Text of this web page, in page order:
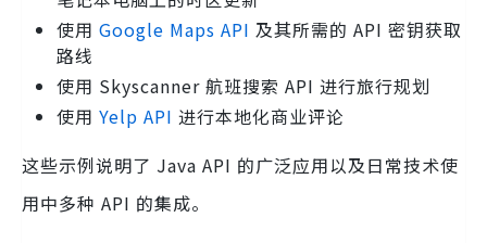
使用 Google Maps API 及其所需的 API 密钥获取
路线
使用 Skyscanner 航班搜索 API 进行旅行规划
使用 Yelp API 进行本地化商业评论
这些示例说明了 Java API 的广泛应用以及日常技术使
用中多种 API 的集成。